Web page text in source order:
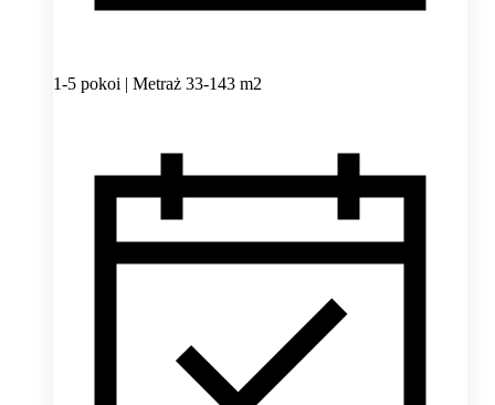
1-5 pokoi | Metraż 33-143 m2